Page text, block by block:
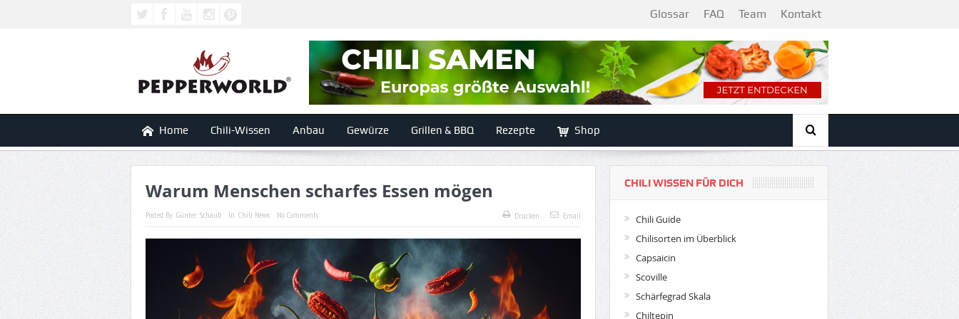
Glossar FAQ Team Kontakt
Home Chili-Wissen Anbau Gewürze Grillen & BBQ Rezepte Shop
Warum Menschen scharfes Essen mögen
Posted By: Günter Schaub In: Chili News No Comments Drucken Email
CHILI WISSEN FÜR DICH
Chili Guide
Chilisorten im Überblick
Capsaicin
Scoville
Schärfegrad Skala
Chiltepin